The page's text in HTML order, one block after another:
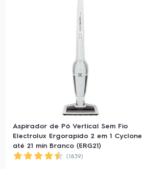
Aspirador de Pó Vertical Sem Fio
Electrolux Ergorapido 2 em 1 Cyclone
até 21 min Branco (ERG21)
(1839)